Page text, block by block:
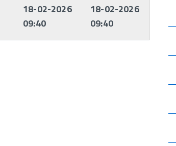
18-02-2026
09:40
18-02-2026
09:40